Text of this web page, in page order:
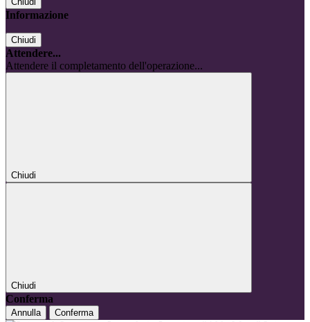
Informazione
Chiudi
Attendere...
Attendere il completamento dell'operazione...
Chiudi
Chiudi
Conferma
Annulla Conferma